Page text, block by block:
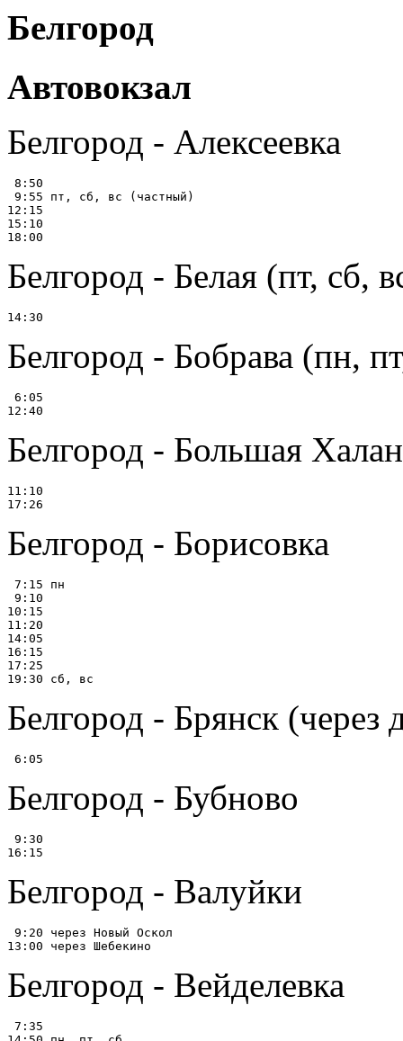
Белгород
Автовокзал
Белгород - Алексеевка
8:50
9:55 пт, сб, вс (частный)
12:15
15:10
Белгород - Белая (пт, сб,
Белгород - Бобрава (пн,
6:05
Белгород - Большая
11:10
Белгород - Борисовка
7:15 пн
9:10
10:15
11:20
14:05
16:15
17:25
Белгород - Брянск (через
Белгород - Бубново
9:30
Белгород - Валуйки
9:20 через Новый Оскол
Белгород - Вейделевка
7:35